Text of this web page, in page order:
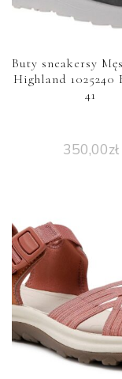
Buty sneakersy
Highland 1025240
41
350,00zł